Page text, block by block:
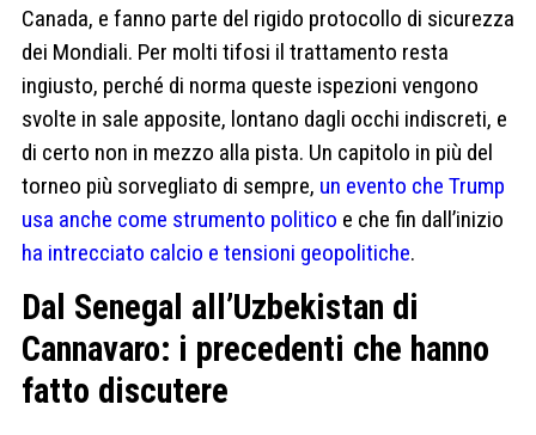
Canada, e fanno parte del rigido protocollo di sicurezza
dei Mondiali. Per molti tifosi il trattamento resta
ingiusto, perché di norma queste ispezioni vengono
svolte in sale apposite, lontano dagli occhi indiscreti, e
di certo non in mezzo alla pista. Un capitolo in più del
torneo più sorvegliato di sempre, un evento che Trump
usa anche come strumento politico e che fin dall’inizio
ha intrecciato calcio e tensioni geopolitiche.
Dal Senegal all’Uzbekistan di
Cannavaro: i precedenti che hanno
fatto discutere